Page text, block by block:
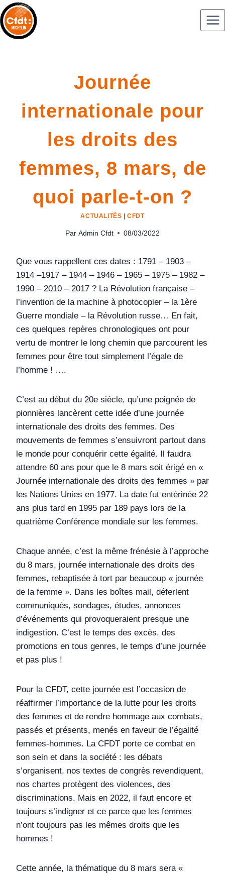
Journée
internationale pour
les droits des
femmes, 8 mars, de
quoi parle-t-on ?
ACTUALITÉS |CFDT
Par Admin Cfdt 08/03/2022
Que vous rappellent ces dates : 1791 – 1903 –
1914 –1917 – 1944 – 1946 – 1965 – 1975 – 1982 –
1990 – 2010 – 2017 ? La Révolution française –
l’invention de la machine à photocopier – la 1ère
Guerre mondiale – la Révolution russe… En fait,
ces quelques repères chronologiques ont pour
vertu de montrer le long chemin que parcourent les
femmes pour être tout simplement l’égale de
l’homme ! ….
C’est au début du 20e siècle, qu’une poignée de
pionnières lancèrent cette idée d’une journée
internationale des droits des femmes. Des
mouvements de femmes s’ensuivront partout dans
le monde pour conquérir cette égalité. Il faudra
attendre 60 ans pour que le 8 mars soit érigé en «
Journée internationale des droits des femmes » par
les Nations Unies en 1977. La date fut entérinée 22
ans plus tard en 1995 par 189 pays lors de la
quatrième Conférence mondiale sur les femmes.
Chaque année, c’est la même frénésie à l’approche
du 8 mars, journée internationale des droits des
femmes, rebaptisée à tort par beaucoup « journée
de la femme ». Dans les boîtes mail, déferlent
communiqués, sondages, études, annonces
d’événements qui provoqueraient presque une
indigestion. C’est le temps des excès, des
promotions en tous genres, le temps d’une journée
et pas plus !
Pour la CFDT, cette journée est l’occasion de
réaffirmer l’importance de la lutte pour les droits
des femmes et de rendre hommage aux combats,
passés et présents, menés en faveur de l’égalité
femmes-hommes. La CFDT porte ce combat en
son sein et dans la société : les débats
s’organisent, nos textes de congrès revendiquent,
nos chartes protègent des violences, des
discriminations. Mais en 2022, il faut encore et
toujours s’indigner et ce parce que les femmes
n’ont toujours pas les mêmes droits que les
hommes !
Cette année, la thématique du 8 mars sera «